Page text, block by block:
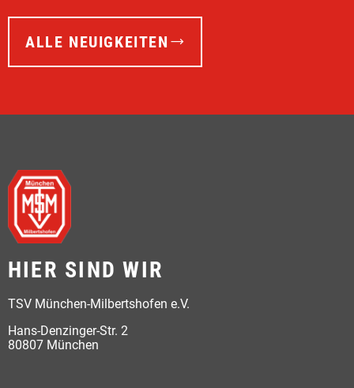
ALLE NEUIGKEITEN
HIER SIND WIR
TSV München-Milbertshofen e.V.
Hans-Denzinger-Str. 2
80807 München